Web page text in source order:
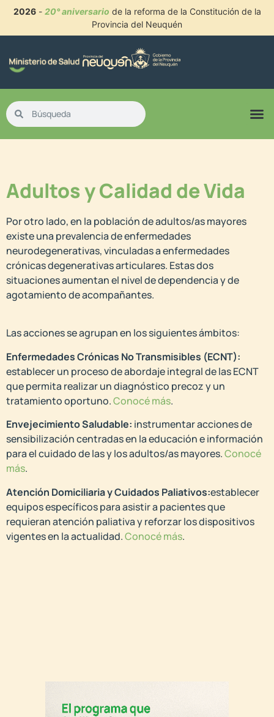
2026- 20° aniversario de la reforma de la Constitución de la
Provincia del Neuquén
Adultos y Calidad de Vida
Por otro lado, en la población de adultos/as mayores
existe una prevalencia de enfermedades
neurodegenerativas, vinculadas a enfermedades
crónicas degenerativas articulares. Estas dos
situaciones aumentan el nivel de dependencia y de
agotamiento de acompañantes.
Las acciones se agrupan en los siguientes ámbitos:
Enfermedades Crónicas No Transmisibles (ECNT):
establecer un proceso de abordaje integral de las ECNT
que permita realizar un diagnóstico precoz y un
tratamiento oportuno.Conocé más.
Envejecimiento Saludable: instrumentar acciones de
sensibilización centradas en la educación e información
para el cuidado de las y los adultos/as mayores.Conocé
más.
Atención Domiciliaria y Cuidados Paliativos:establecer
equipos específicos para asistir a pacientes que
requieran atención paliativa y reforzar los dispositivos
vigentes en la actualidad.Conocé más.